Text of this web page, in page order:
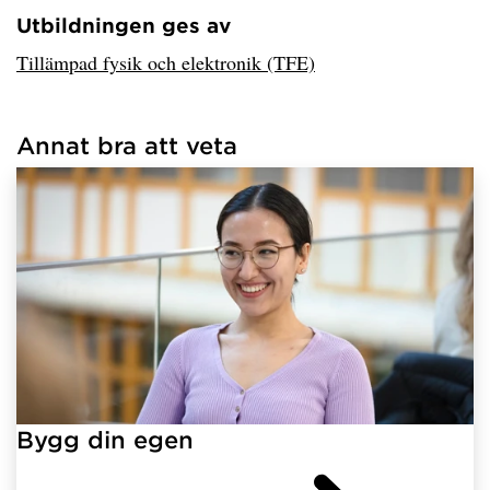
Har hämtat avsändare.
Utbildningen ges av
Tillämpad fysik och elektronik (TFE)
hämtat länkar.
Annat bra att veta
Bygg din egen